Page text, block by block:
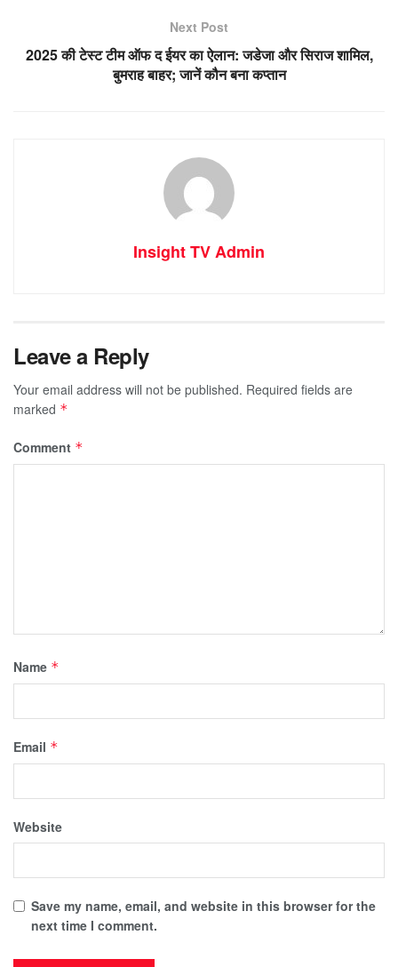
Next Post
2025 की टेस्ट टीम ऑफ द ईयर का ऐलान: जडेजा और सिराज शामिल,
बुमराह बाहर; जानें कौन बना कप्तान
Insight TV Admin
Leave a Reply
Your email address will not be published. Required fields are
marked *
Comment *
Name *
Email *
Website
Save my name, email, and website in this browser for the
next time I comment.